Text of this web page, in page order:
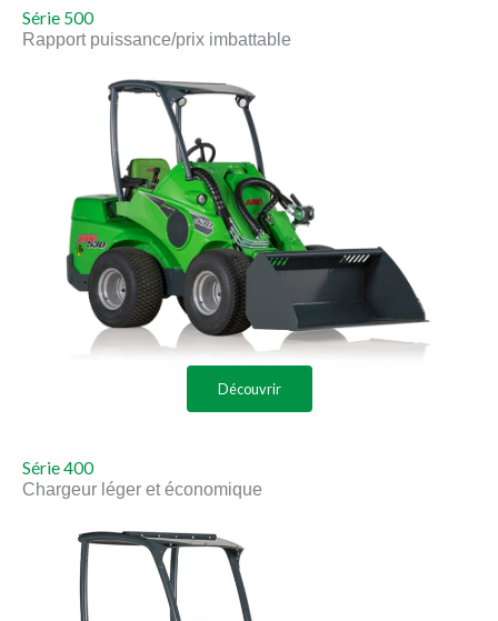
Série 500
Rapport puissance/prix imbattable
Découvrir
Série 400
Chargeur léger et économique